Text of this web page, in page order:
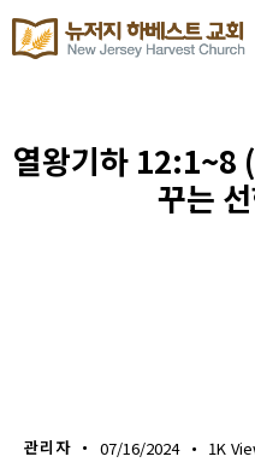
열왕기하 12:1~8
꾸는
관리자 07/16/2024 1K